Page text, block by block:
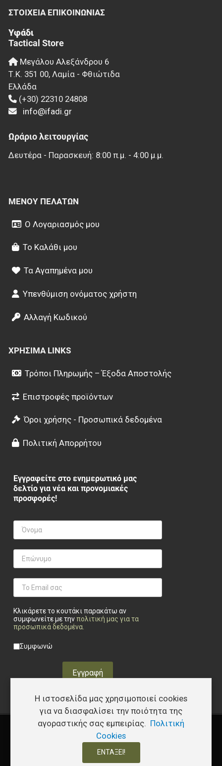
ΣΤΟΙΧΕΊΑ EΠΙΚΟΙΝΩΝΊΑΣ
Υφάδι
Tactical Store
Μεγάλου Αλεξάνδρου 6
Τ.Κ. 351 00, Λαμία - Φθιώτιδα
Ελλάδα
(+30) 22310 24808
info@ifadi.gr
Ωράριο λειτουργίας
Δευτέρα - Παρασκευή: 8:00 π.μ. - 4:00 μ.μ.
ΜΕΝΟΎ ΠΕΛΑΤΏΝ
Ο Λογαριασμός μου
Το Καλάθι μου
Τα Αγαπημένα μου
Υπενθύμιση ονόματος χρήστη
Αλλαγή Κωδικού
ΧΡΉΣΙΜΑ LINKS
Τρόποι Πληρωμής – Έξοδα Αποστολής
Επιστροφές προϊόντων
Όροι χρήσης - Προσωπικά δεδομένα
Πολιτική Απορρήτου
Εγγραφείτε στο ενημερωτικό μας
δελτίο για νέα και προνομιακές
προσφορές!
Κλικάρετε το κουτάκι παρακάτω αν
συμφωνείτε με τηνπολιτική μας για τα
προσωπικά δεδομένα.
Privacy checkbox
Συμφωνώ
Εγγραφή
Η ιστοσελίδα μας χρησιμοποιεί cookies
για να διασφαλίσει την ποιότητα της
αγοραστικής σας εμπειρίας. Πολιτική
Cookies
ΕΝΤΆΞΕΙ!